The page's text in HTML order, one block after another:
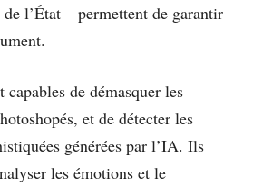
de l’État – permettent de garantir
de démasquer les
et de détecter les
générées par l’IA. Ils
les émotions et le